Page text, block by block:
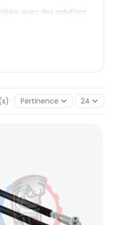
avec des solutions
on commence à
sur une auto qui
, pensée pour
logique de rigidité
à des contraintes
Pertinence 24